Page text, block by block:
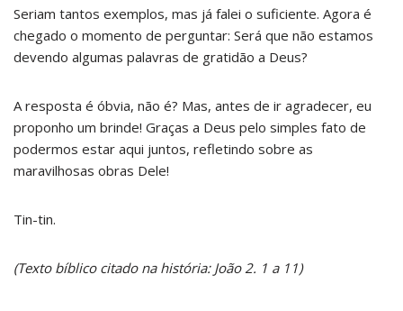
Seriam tantos exemplos, mas já falei o suficiente. Agora é
chegado o momento de perguntar: Será que não estamos
devendo algumas palavras de gratidão a Deus?
A resposta é óbvia, não é? Mas, antes de ir agradecer, eu
proponho um brinde! Graças a Deus pelo simples fato de
podermos estar aqui juntos, refletindo sobre as
maravilhosas obras Dele!
Tin-tin.
(Texto bíblico citado na história: João 2. 1 a 11)